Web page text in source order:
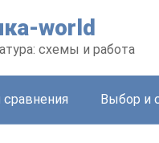
world
схемы и работа
Выбор и